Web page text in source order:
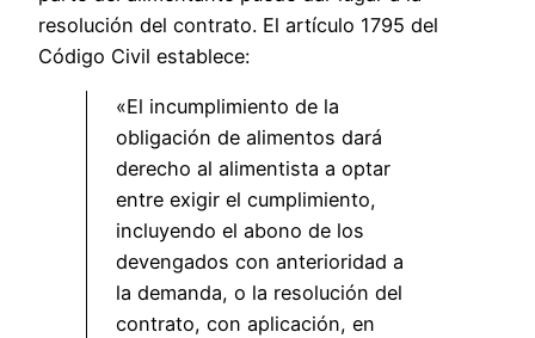
resolución del contrato. El artículo 1795 del
Código Civil establece:
«El incumplimiento de la
obligación de alimentos dará
derecho al alimentista a optar
entre exigir el cumplimiento,
incluyendo el abono de los
devengados con anterioridad a
la demanda, o la resolución del
contrato, con aplicación, en